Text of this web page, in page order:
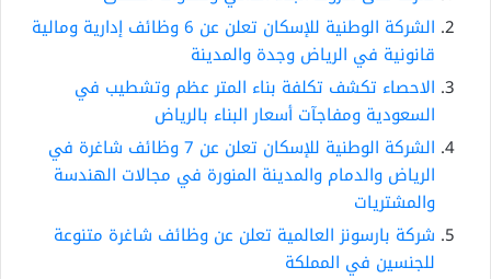
الشركة الوطنية للإسكان تعلن عن 6 وظائف إدارية ومالية
قانونية في الرياض وجدة والمدينة
الاحصاء تكشف تكلفة بناء المتر عظم وتشطيب في
السعودية ومفاجآت أسعار البناء بالرياض
الشركة الوطنية للإسكان تعلن عن 7 وظائف شاغرة في
الرياض والدمام والمدينة المنورة في مجالات الهندسة
والمشتريات
شركة بارسونز العالمية تعلن عن وظائف شاغرة متنوعة
للجنسين في المملكة